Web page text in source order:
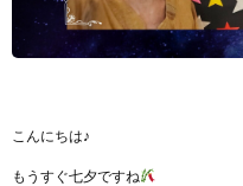
こんにちは♪
もうすぐ七夕ですね